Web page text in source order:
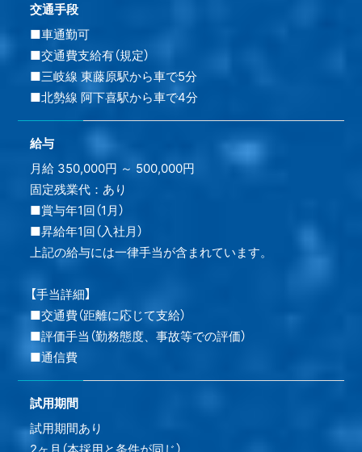
交通手段
■車通勤可
■交通費支給有（規定）
■三岐線 東藤原駅から車で5分
■北勢線 阿下喜駅から車で4分
給与
月給 350,000円 ～ 500,000円
固定残業代：あり
■賞与年1回（1月）
■昇給年1回（入社月）
上記の給与には一律手当が含まれています。
【手当詳細】
■交通費（距離に応じて支給）
■評価手当（勤務態度、事故等での評価）
■通信費
試用期間
試用期間あり
2ヶ月（本採用と条件が同じ）